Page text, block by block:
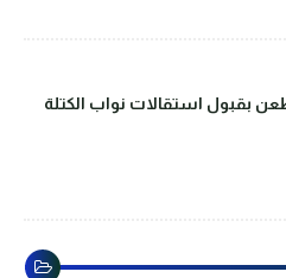
بقبول استقالات نواب الكتلة